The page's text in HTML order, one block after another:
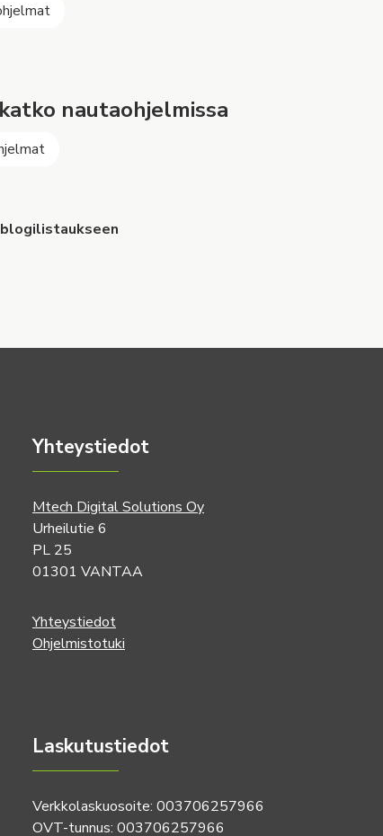
nautaohjelmissa
Yhteystiedot
Mtech Digital Solutions Oy
Urheilutie 6
PL 25
01301 VANTAA
Yhteystiedot
Ohjelmistotuki
Laskutustiedot
Verkkolaskuosoite: 003706257966
OVT-tunnus: 003706257966